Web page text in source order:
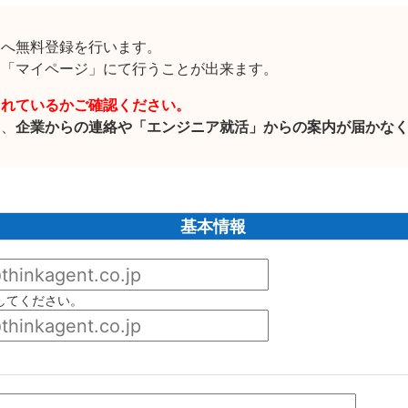
無料登録を行います。
マイページ」にて行うことが出来ます。
ているかご確認ください。
企業からの連絡や「エンジニア就活」からの案内が届かな
基本情報
ください。